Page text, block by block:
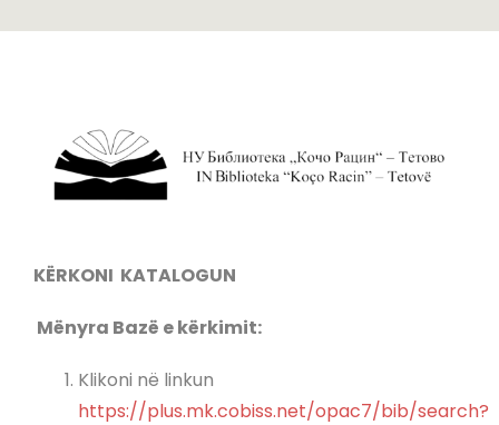
KËRKONI KATALOGUN
Mënyra Bazë e kërkimit:
Klikoni në linkun
https://plus.mk.cobiss.net/opac7/bib/search?